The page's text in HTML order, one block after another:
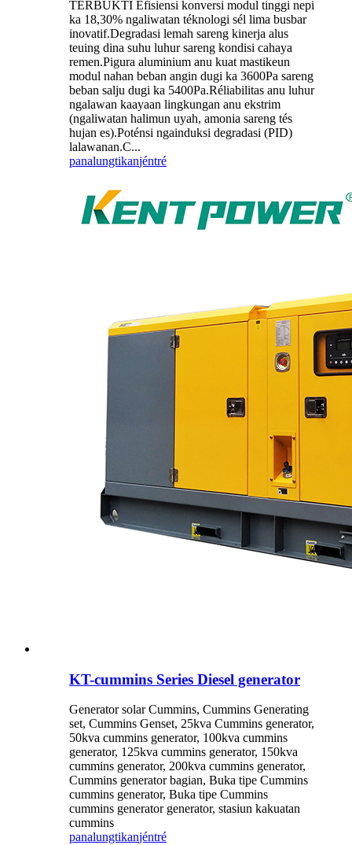
TERBUKTI Efisiensi konversi modul tinggi nepi
ka 18,30% ngaliwatan téknologi sél lima busbar
inovatif.Degradasi lemah sareng kinerja alus
teuing dina suhu luhur sareng kondisi cahaya
remen.Pigura aluminium anu kuat mastikeun
modul nahan beban angin dugi ka 3600Pa sareng
beban salju dugi ka 5400Pa.Réliabilitas anu luhur
ngalawan kaayaan lingkungan anu ekstrim
(ngaliwatan halimun uyah, amonia sareng tés
hujan es).Poténsi ngainduksi degradasi (PID)
lalawanan.C...
panalungtikanjéntré
KT-cummins Series Diesel generator
Generator solar Cummins, Cummins Generating
set, Cummins Genset, 25kva Cummins generator,
50kva cummins generator, 100kva cummins
generator, 125kva cummins generator, 150kva
cummins generator, 200kva cummins generator,
Cummins generator bagian, Buka tipe Cummins
cummins generator, Buka tipe Cummins
cummins generator generator, stasiun kakuatan
cummins
panalungtikanjéntré